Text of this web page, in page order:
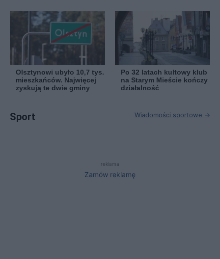
Olsztynowi ubyło 10,7 tys.
mieszkańców. Najwięcej
zyskują te dwie gminy
Po 32 latach kultowy klub
na Starym Mieście kończy
działalność
Sport Wiadomości sportowe →
reklama
Zamów reklamę